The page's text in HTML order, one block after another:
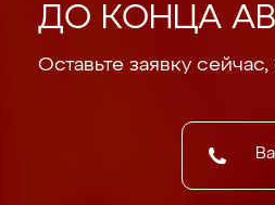
ДО КОНЦА
Оставьте заявку